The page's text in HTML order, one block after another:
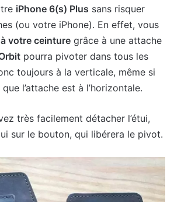
iPhone 6(s) Plus sans risquer
(ou votre iPhone). En effet, vous
votre ceinture grâce à une attache
pourra pivoter dans tous les
toujours à la verticale, même si
l’attache est à l’horizontale.
très facilement détacher l’étui,
sur le bouton, qui libérera le pivot.